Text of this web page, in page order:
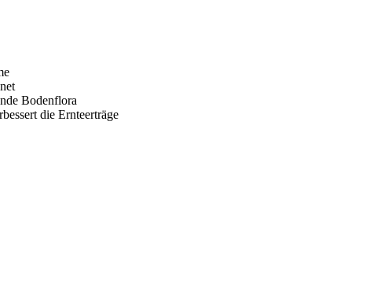
Bodenflora
die Ernteerträge